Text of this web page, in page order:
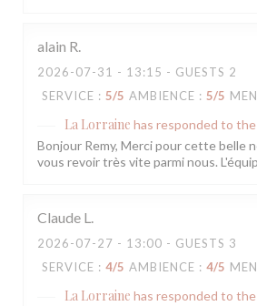
alain R
2026-07-31 - 13:15 - GUESTS 2
SERVICE : 5/5 AMBIENCE : 5/5
La Lorraine has responded to
Bonjour Remy, Merci pour cette belle
vous revoir très vite parmi nous.
Claude L
2026-07-27 - 13:00 - GUESTS 3
SERVICE : 4/5 AMBIENCE : 4/5
La Lorraine has responded to